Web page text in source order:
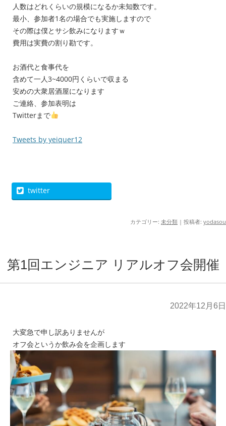
人数はどれくらいの規模になるか未知数です。
最小、参加者1名の場合でも実施しますので
その際は僕とサシ飲みになりますｗ
費用は実費の割り勘です。
お酒代と食事代を
含めて一人3~4000円くらいで収まる
安めの大衆居酒屋になります
ご連絡、参加表明は
Twitterまで
Tweets by yeiquer12
twitter
カテゴリー: 未分類 | 投稿者: yodasou
第1回エンジニア リアルオフ会開催
2022年12月6日
大変急で申し訳ありませんが
オフ会というか飲み会を企画します